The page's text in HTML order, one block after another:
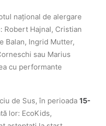
național de alergare
Robert Hajnal, Cristian
Balan, Ingrid Mutter,
sau Marius
cu performante
de Sus, în perioada 15-
lor: EcoKids,